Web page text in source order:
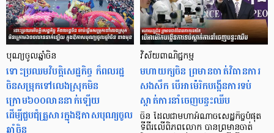
បុណ្យចូលឆ្នាំចិន
ទោះប្រឈមវិបត្តិសេដ្ឋកិច្ច ក៏ពលរដ្ឋ
ចិនសម្រុកទៅលេងស្រុកមិន
ក្រោម៦០០លាននាក់ឡើយ
ដើម្បីជួបជុំគ្រួសារក្នុងឱកាសបុណ្យចូល
វិស័យពាណិជ្ជកម្ម
មហាយក្សចិន ព្រមានចាត់វិធានការ
សងសឹក បើអាម៉េរិកបង្កើនការទប់
ស្កាត់ការនាំចេញបន្ទះឈីប
ចិន ដែលជាមហាអំណាចសេដ្ឋកិច្ចបំផុត
ទីពីរលើពិភពលោក បានព្រមានចាត់